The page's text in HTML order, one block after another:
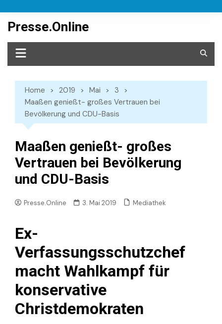
content
Presse.Online
Home 2019 Mai
3
Maaßen genießt- großes Vertrauen bei
Bevölkerung und CDU-Basis
Maaßen genießt- großes
Vertrauen bei Bevölkerung
und CDU-Basis
Presse.Online 3. Mai 2019 Mediathek
Ex-
Verfassungsschutzchef
macht Wahlkampf für
konservative
Christdemokraten